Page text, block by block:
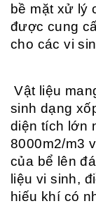
bề mặt xử lý
được cung
cho các vi
Vật liệu
sinh dạng
diện tích lớn
8000m2/m3
của bể lên
liệu vi sinh,
hiếu khí có